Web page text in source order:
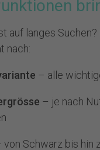
auf langes
nach:
– alle
– je nach
von Schwarz bis hin